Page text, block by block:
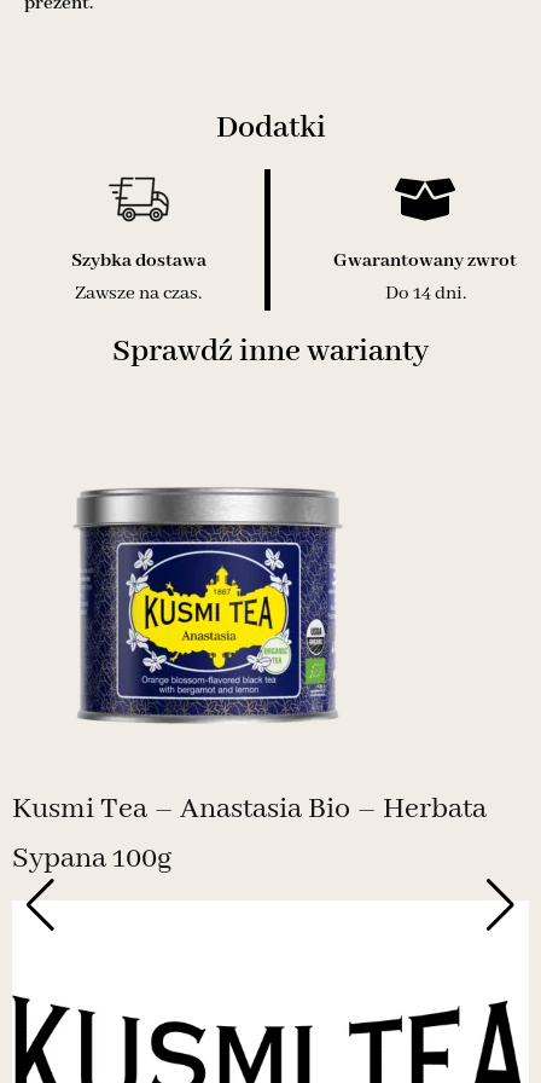
Dodatki
Szybka dostawa
Zawsze na czas.
Gwarantowany zwrot
Do 14 dni.
Sprawdź inne warianty
Kusmi Tea – Anastasia Bio – Herbata
Sypana 100g